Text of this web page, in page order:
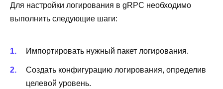
Для настройки логирования в gRPC необходимо
выполнить следующие шаги:
Импортировать нужный пакет логирования.
Создать конфигурацию логирования, определив
целевой уровень.